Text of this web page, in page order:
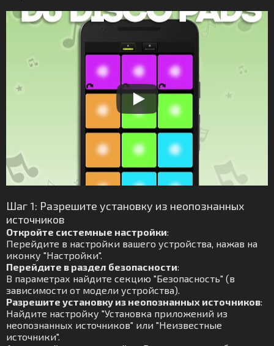
Шаг 1: Разрешите установку из неопознанных
источников
Откройте системные настройки:
Перейдите в настройки вашего устройства, нажав на
иконку "Настройки".
Перейдите в раздел безопасности:
В параметрах найдите секцию "Безопасность" (в
зависимости от модели устройства).
Разрешите установку из неопознанных источников:
Найдите настройку "Установка приложений из
неопознанных источников" или "Неизвестные
источники".